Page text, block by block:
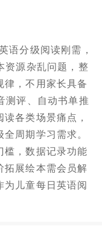
语分级阅读刚需，
资源杂乱问题，整
律，不用家长具备
测评、自动书单推
各类场景痛点，
周期学习需求。
槛，数据记录功能
拓展绘本需会员解
儿童每日英语阅